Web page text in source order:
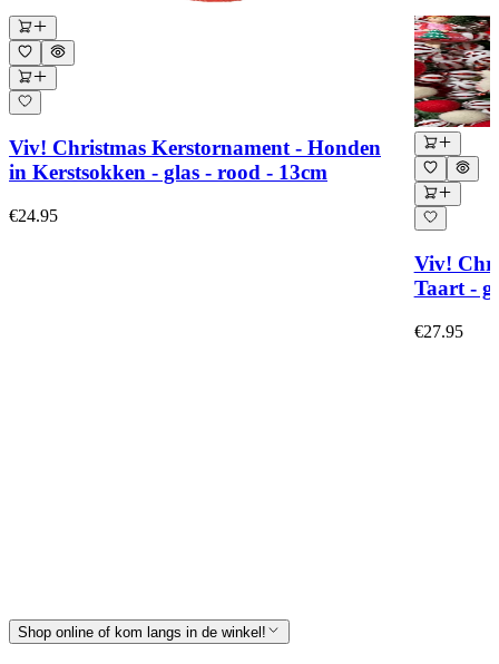
Viv! Christmas Kerstornament - Honden
in Kerstsokken - glas - rood - 13cm
€24.95
Viv!
Taart -
€27.95
Shop online of kom langs in de winkel!